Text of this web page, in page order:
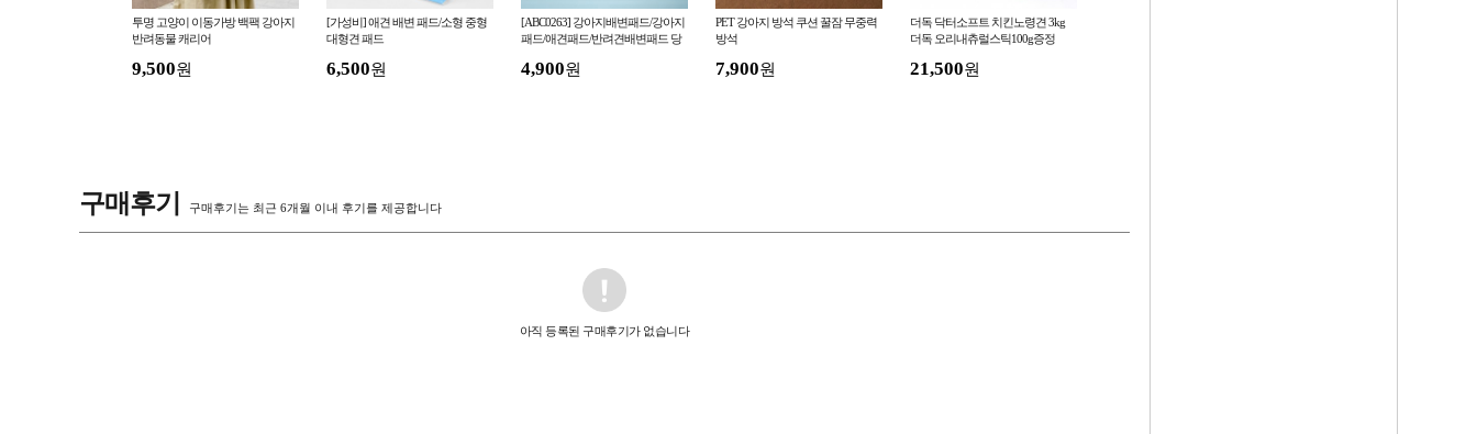
투명 고양이 이동가방 백팩 강아지
반려동물 캐리어
9,500원
[가성비] 애견 배변 패드/소형 중형
대형견 패드
6,500원
[ABC0263] 강아지배변패드/강아지
패드/애견패드/반려견배변패드 당
4,900원
PET 강아지 방석 쿠션 꿀잠 무중력
방석
7,900원
더독 닥터소프트 치킨노령견 3kg
더독 오리내츄럴스틱100g증정
21,500원
구매후기 구매후기는 최근 6개월 이내 후기를 제공합니다
아직 등록된 구매후기가 없습니다